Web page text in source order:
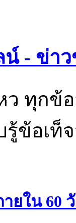
น์ - ข่า
ทุกข้
ข้อเท็
ายใน